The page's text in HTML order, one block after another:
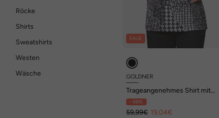
Röcke
Shirts
Sweatshirts
Westen
Wäsche
SALE
GOLDNER
Trageangenehmes Shirt mit
individuellem Druck
- 68%
59,99€ 19,04€